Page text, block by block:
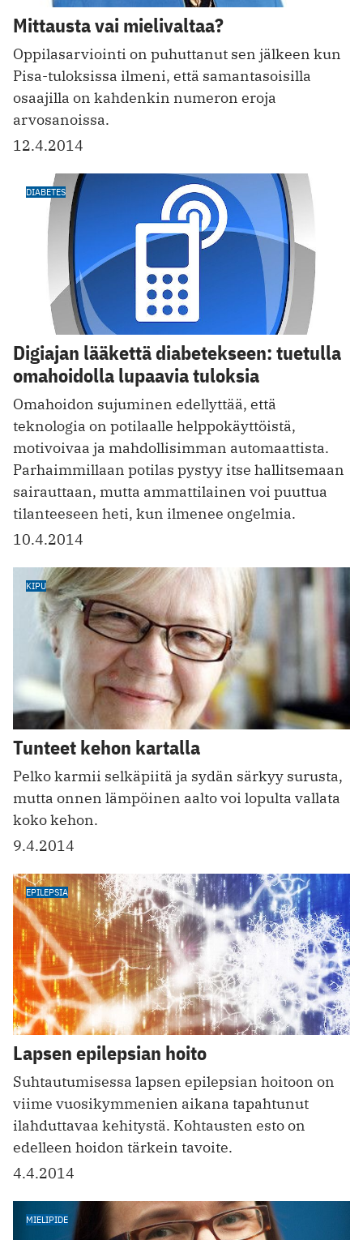
Mittausta vai mielivaltaa?
Oppilasarviointi on puhuttanut sen jälkeen kun
Pisa-tuloksissa ilmeni, että samantasoisilla
osaajilla on kahdenkin numeron eroja
arvosanoissa.
12.4.2014
DIABETES
Digiajan lääkettä diabetekseen: tuetulla
omahoidolla lupaavia tuloksia
Omahoidon sujuminen edellyttää, että
teknologia on potilaalle helppokäyttöistä,
motivoivaa ja mahdollisimman automaattista.
Parhaimmillaan potilas pystyy itse hallitsemaan
sairauttaan, mutta ammattilainen voi puuttua
tilanteeseen heti, kun ilmenee ongelmia.
10.4.2014
KIPU
Tunteet kehon kartalla
Pelko karmii selkäpiitä ja sydän särkyy surusta,
mutta onnen lämpöinen aalto voi lopulta vallata
koko kehon.
9.4.2014
EPILEPSIA
Lapsen epilepsian hoito
Suhtautumisessa lapsen epilepsian hoitoon on
viime vuosikymmenien aikana tapahtunut
ilahduttavaa kehitystä. Kohtausten esto on
edelleen hoidon tärkein tavoite.
4.4.2014
MIELIPIDE